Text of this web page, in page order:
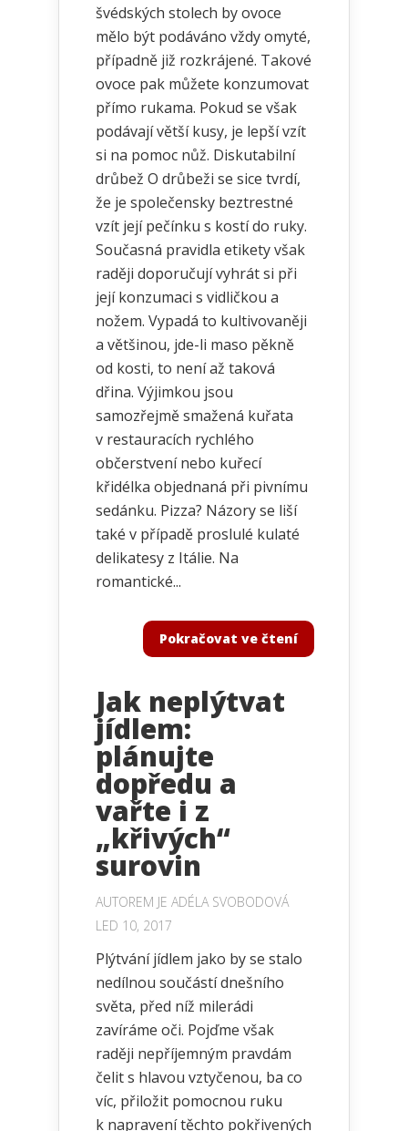
švédských stolech by ovoce
mělo být podáváno vždy omyté,
případně již rozkrájené. Takové
ovoce pak můžete konzumovat
přímo rukama. Pokud se však
podávají větší kusy, je lepší vzít
si na pomoc nůž. Diskutabilní
drůbež O drůbeži se sice tvrdí,
že je společensky beztrestné
vzít její pečínku s kostí do ruky.
Současná pravidla etikety však
raději doporučují vyhrát si při
její konzumaci s vidličkou a
nožem. Vypadá to kultivovaněji
a většinou, jde-li maso pěkně
od kosti, to není až taková
dřina. Výjimkou jsou
samozřejmě smažená kuřata
v restauracích rychlého
občerstvení nebo kuřecí
křidélka objednaná při pivnímu
sedánku. Pizza? Názory se liší
také v případě proslulé kulaté
delikatesy z Itálie. Na
romantické...
Pokračovat ve čtení
Jak neplýtvat
jídlem:
plánujte
dopředu a
vařte i z
„křivých“
surovin
AUTOREM JE ADÉLA SVOBODOVÁ
LED 10, 2017
Plýtvání jídlem jako by se stalo
nedílnou součástí dnešního
světa, před níž milerádi
zavíráme oči. Pojďme však
raději nepříjemným pravdám
čelit s hlavou vztyčenou, ba co
víc, přiložit pomocnou ruku
k napravení těchto pokřivených